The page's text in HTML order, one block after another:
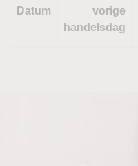
Datum
vorige
handelsdag